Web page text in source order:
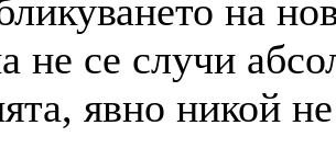
на
не се случи
явно никой